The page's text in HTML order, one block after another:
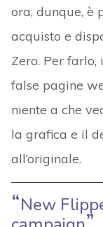
ora, dunque, è
acquisto e
Zero. Per
false pagine
niente a che
la grafica e il
all’originale.
New